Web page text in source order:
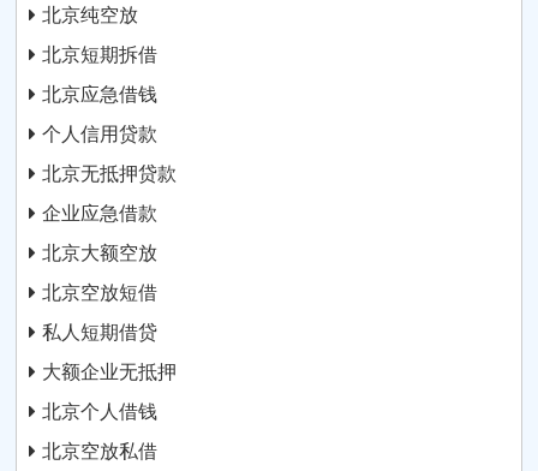
北京纯空放
北京短期拆借
北京应急借钱
个人信用贷款
北京无抵押贷款
企业应急借款
北京大额空放
北京空放短借
私人短期借贷
大额企业无抵押
北京个人借钱
北京空放私借